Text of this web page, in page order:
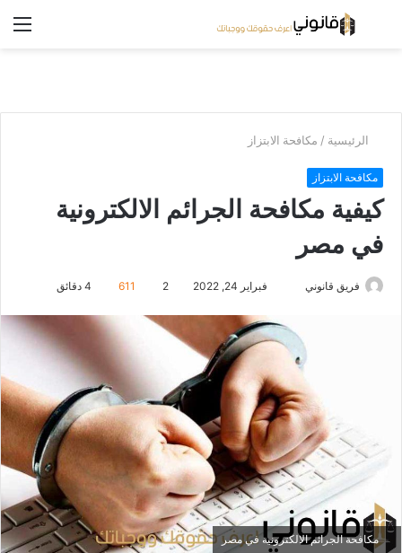
بحث
الرئيسية / مكافحة الابتزاز
مكافحة الابتزاز
كيفية مكافحة الجرائم الالكترونية
في مصر
فريق قانوني
س
ل
ر
ي
د
ا
إ
ل
ك
ت
فبراير 24, 2022 2
611
مكافحة الجرائم الالكترونية في مصر